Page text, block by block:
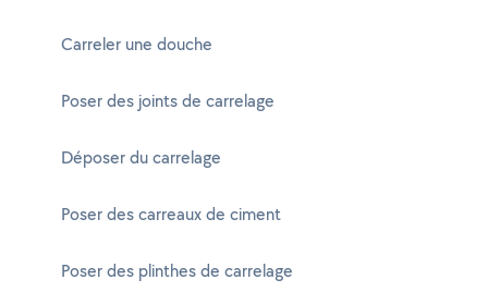
Carreler une douche
Poser des joints de carrelage
Déposer du carrelage
Poser des carreaux de ciment
Poser des plinthes de carrelage